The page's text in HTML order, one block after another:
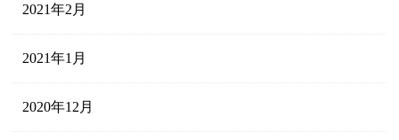
2021年2月
2021年1月
2020年12月